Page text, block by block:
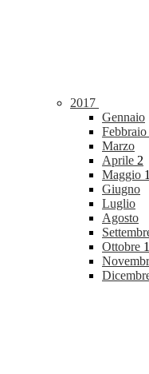
2017
Gennaio
Febbraio
Marzo
Aprile 2
Maggio 1
Giugno
Luglio
Agosto
Ottobre 1